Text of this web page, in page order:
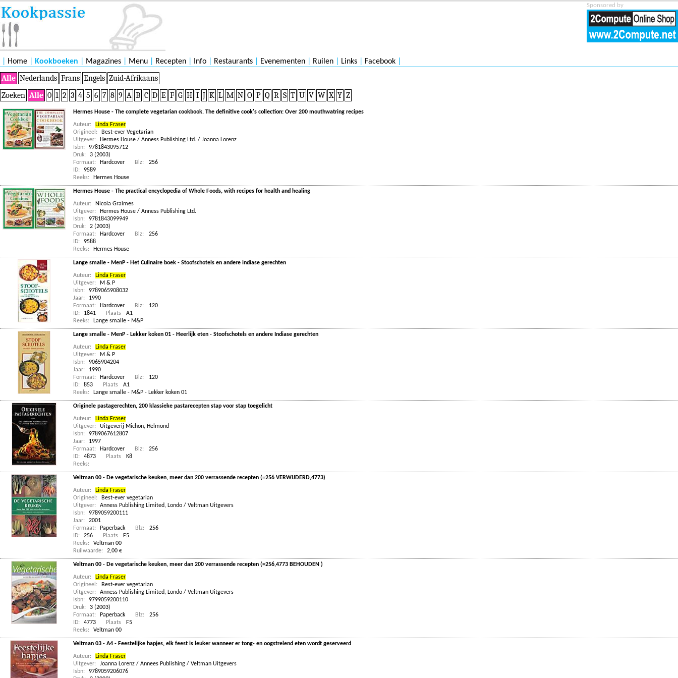
Sponsored by
Home Kookboeken Magazines Menu Recepten Info Restaurants Evenementen Ruilen Links Facebook
Alle Nederlands Frans Engels Zuid-Afrikaans
Zoeken Alle 0 1 2 3 4 5 6 7 8 9 A B C D E F G H I J K L M N O P Q R S T U V W X Y Z
Hermes House - The complete vegetarian cookbook. The definitive cook's collection: Over 200 mouthwatring recipes
Auteur:
Linda Fraser
Origineel:
Best-ever Vegetarian
Uitgever:
Hermes House / Anness Publishing Ltd. / Joanna Lorenz
Isbn:
9781843095712
Druk:
3 (2003)
Formaat:
Hardcover Blz:
256
ID:
9589
Reeks:
Hermes House
Hermes House - The practical encyclopedia of Whole Foods, with recipes for health and healing
Auteur:
Nicola Graimes
Uitgever:
Hermes House / Anness Publishing Ltd.
Isbn:
9781843099949
Druk:
2 (2003)
Formaat:
Hardcover Blz:
256
ID:
9588
Reeks:
Hermes House
Lange smalle - MenP - Het Culinaire boek - Stoofschotels en andere indiase gerechten
Auteur:
Linda Fraser
Uitgever:
M & P
Isbn:
9789065908032
Jaar:
1990
Formaat:
Hardcover Blz:
120
ID:
1841 Plaats
A1
Reeks:
Lange smalle - M&P
Lange smalle - MenP - Lekker koken 01 - Heerlijk eten - Stoofschotels en andere Indiase gerechten
Auteur:
Linda Fraser
Uitgever:
M & P
Isbn:
9065904204
Jaar:
1990
Formaat:
Hardcover Blz:
120
ID:
853 Plaats
A1
Reeks:
Lange smalle - M&P - Lekker koken 01
Originele pastagerechten, 200 klassieke pastarecepten stap voor stap toegelicht
Auteur:
Linda Fraser
Uitgever:
Uitgeverij Michon, Helmond
Isbn:
9789067612807
Jaar:
1997
Formaat:
Hardcover Blz:
256
ID:
4873 Plaats
K8
Reeks:
Veltman 00 - De vegetarische keuken, meer dan 200 verrassende recepten (=256 VERWIJDERD,4773)
Auteur:
Linda Fraser
Origineel:
Best-ever vegetarian
Uitgever:
Anness Publishing Limited, Londo / Veltman Uitgevers
Isbn:
9789059200111
Jaar:
2001
Formaat:
Paperback Blz:
256
ID:
256 Plaats
F5
Reeks:
Veltman 00
Ruilwaarde:
2,00 €
Veltman 00 - De vegetarische keuken, meer dan 200 verrassende recepten (=256,4773 BEHOUDEN )
Auteur:
Linda Fraser
Origineel:
Best-ever vegetarian
Uitgever:
Anness Publishing Limited, Londo / Veltman Uitgevers
Isbn:
9799059200110
Druk:
3 (2003)
Formaat:
Paperback Blz:
256
ID:
4773 Plaats
F5
Reeks:
Veltman 00
Veltman 03 - A4 - Feestelijke hapjes, elk feest is leuker wanneer er tong- en oogstrelend eten wordt geserveerd
Auteur:
Linda Fraser
Uitgever:
Joanna Lorenz / Annees Publishing / Veltman Uitgevers
Isbn:
9789059206076